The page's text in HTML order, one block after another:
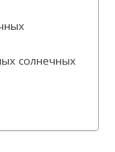
солнечных